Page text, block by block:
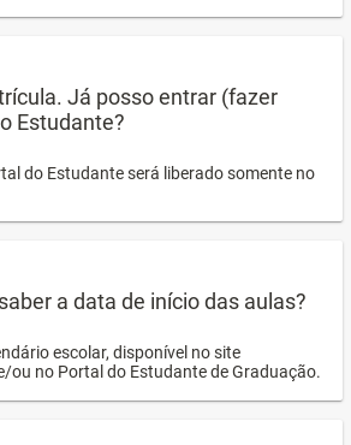
Já posso entrar (fazer
Estudante?
do Estudante será liberado somente no
a data de início das aulas?
escolar, disponível no site
no Portal do Estudante de Graduação.